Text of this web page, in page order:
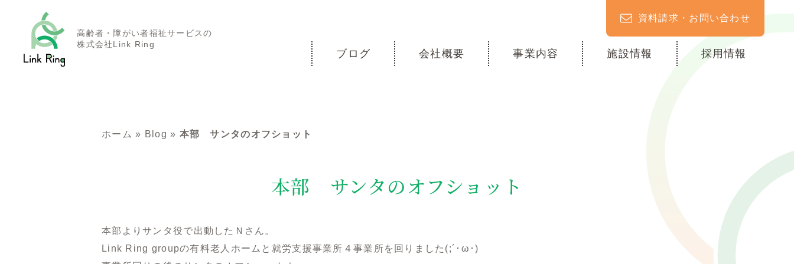
高齢者・障がい者福祉サービスの
株式会社Link Ring
資料請求・お問い合わせ
ブログ 会社概要 事業内容 施設情報 採用情報
ホーム » Blog » 本部 サンタのオフショット
本部 サンタのオフショット
本部よりサンタ役で出動したＮさん。
Link Ring groupの有料老人ホームと就労支援事業所４事業所を回りました(;´･ω･)